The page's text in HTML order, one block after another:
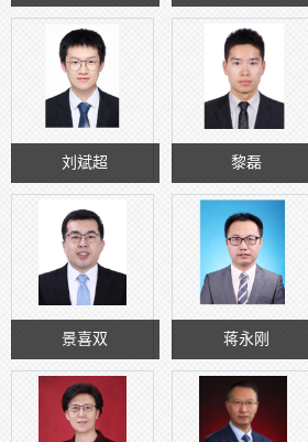
刘斌超 黎磊
景喜双 蒋永刚